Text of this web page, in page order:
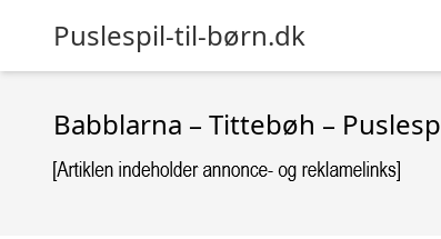
Puslespil-til-børn.dk
Babblarna – Tittebøh –